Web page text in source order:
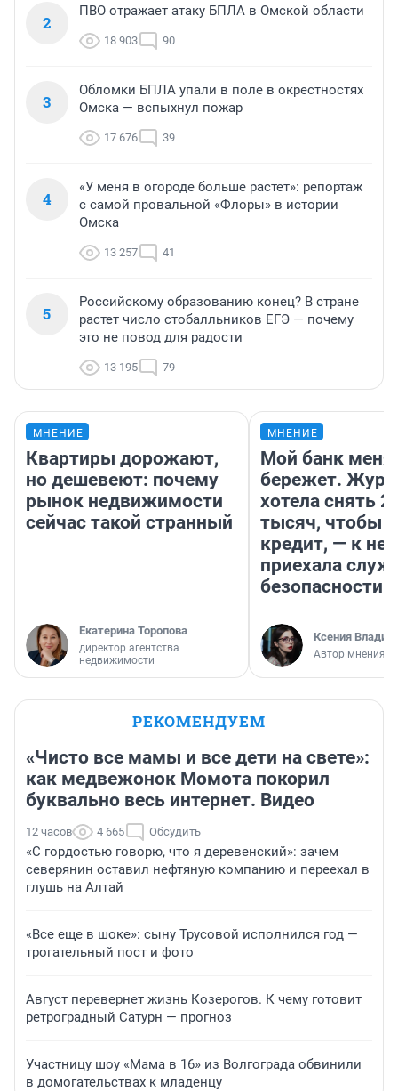
2
ПВО отражает атаку БПЛА в Омской области
18 903 90
3
Обломки БПЛА упали в поле в окрестностях
Омска — вспыхнул пожар
17 676 39
4
«У меня в огороде больше растет»: репортаж
с самой провальной «Флоры» в истории
Омска
13 257 41
5
Российскому образованию конец? В стране
растет число стобалльников ЕГЭ — почему
это не повод для радости
13 195 79
МНЕНИЕ
Квартиры дорожают,
но дешевеют: почему
рынок недвижимости
сейчас такой странный
Екатерина Торопова
директор агентства
недвижимости
МНЕНИЕ
Мой банк меня
бережет.
хотела снять
тысяч, чтобы
кредит, — к
приехала
безопасности
Ксения
Автор мнения
РЕКОМЕНДУЕМ
«Чисто все мамы и все дети на свете»:
как медвежонок Момота покорил
буквально весь интернет. Видео
12 часов 4 665 Обсудить
«С гордостью говорю, что я деревенский»: зачем
северянин оставил нефтяную компанию и переехал в
глушь на Алтай
«Все еще в шоке»: сыну Трусовой исполнился год —
трогательный пост и фото
Август перевернет жизнь Козерогов. К чему готовит
ретроградный Сатурн — прогноз
Участницу шоу «Мама в 16» из Волгограда обвинили
в домогательствах к младенцу